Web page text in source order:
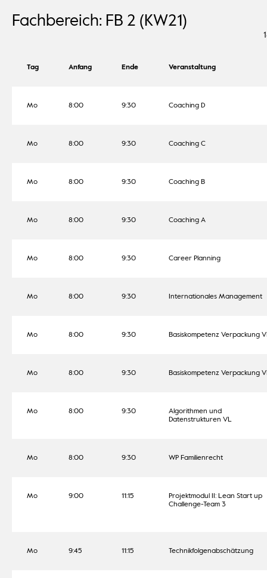
Fachbereich: FB 2 (KW21)
Tag Anfang Ende Veranstaltung
Mo 8:00 9:30 Coaching D
Mo 8:00 9:30 Coaching C
Mo 8:00 9:30 Coaching B
Mo 8:00 9:30 Coaching A
Mo 8:00 9:30 Career Planning
Mo 8:00 9:30 Internationales Management
Mo 8:00 9:30 Basiskompetenz Verpackung
Mo 8:00 9:30 Basiskompetenz Verpackung
Mo 8:00 9:30
Algorithmen und
Datenstrukturen VL
Mo 8:00 9:30 WP Familienrecht
Mo 9:00 11:15
Projektmodul II: Lean Start up
Challenge-Team 3
Mo 9:45 11:15 Technikfolgenabschätzung